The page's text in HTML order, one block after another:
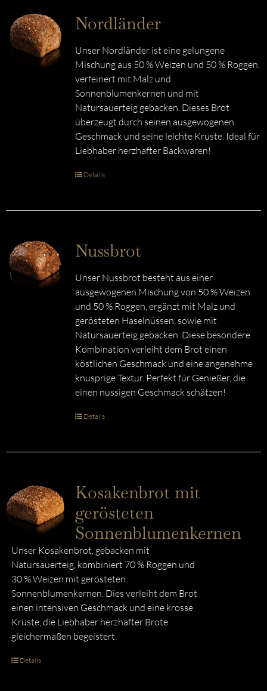
Nordländer
Unser Nordländer ist eine gelungene
Mischung aus 50 % Weizen und 50 % Roggen,
verfeinert mit Malz und
Sonnenblumenkernen und mit
Natursauerteig gebacken. Dieses Brot
überzeugt durch seinen ausgewogenen
Geschmack und seine leichte Kruste. Ideal für
Liebhaber herzhafter Backwaren!
Details
Nussbrot
Unser Nussbrot besteht aus einer
ausgewogenen Mischung von 50 % Weizen
und 50 % Roggen, ergänzt mit Malz und
gerösteten Haselnüssen, sowie mit
Natursauerteig gebacken. Diese besondere
Kombination verleiht dem Brot einen
köstlichen Geschmack und eine angenehme
knusprige Textur. Perfekt für Genießer, die
einen nussigen Geschmack schätzen!
Details
Kosakenbrot mit
gerösteten
Sonnenblumenkernen
Unser Kosakenbrot, gebacken mit
Natursauerteig, kombiniert 70 % Roggen und
30 % Weizen mit gerösteten
Sonnenblumenkernen. Dies verleiht dem Brot
einen intensiven Geschmack und eine krosse
Kruste, die Liebhaber herzhafter Brote
gleichermaßen begeistert.
Details